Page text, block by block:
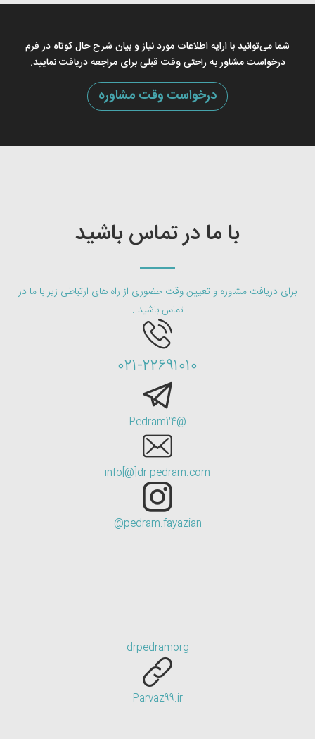
شما می‌توانید با ارایه اطلاعات مورد نیاز و بیان شرح حال کوتاه در فرم
درخواست مشاور به راحتی وقت قبلی برای مراجعه دریافت نمایید.
درخواست وقت مشاوره
با ما در تماس باشید
برای دریافت مشاوره و تعیین وقت حضوری از راه های ارتباطی زیر با ما در
تماس باشید .
۰۲۱-۲۲۶۹۱۰۱۰
@Pedram24
info[@]dr-pedram.com
pedram.fayazian@
drpedramorg
Parvaz99.ir